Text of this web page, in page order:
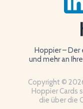
Hoppier –
und mehr an
Copyright ©
Hoppier Cards
die über die